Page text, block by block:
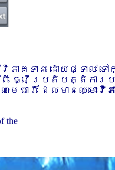
ភាគទាន ដោយផ្ទាល់
ពី ធ្វើប្រតិបត្តិកា
េធាវី ដែលមានឈ្មោះ វិភ
the